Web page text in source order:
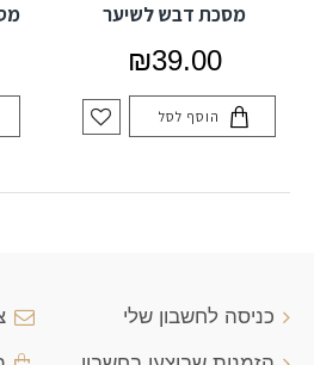
מסכת דבש לשיער
₪39.00
הוסף לסל
כניסה לחשבון שלי